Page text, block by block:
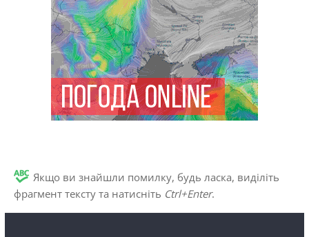
Якщо ви знайшли помилку, будь ласка, виділіть
фрагмент тексту та натисніть Ctrl+Enter.